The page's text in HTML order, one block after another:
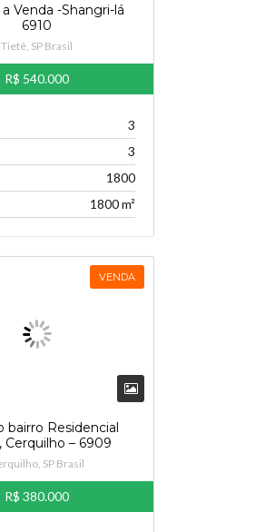
a Venda -Shangri-lá
6910
Tietê, SP Brasil
R$ 540.000
3
3
1800
1800 m²
VENDA
bairro Residencial
Cerquilho – 6909
SP Brasil
R$ 380.000